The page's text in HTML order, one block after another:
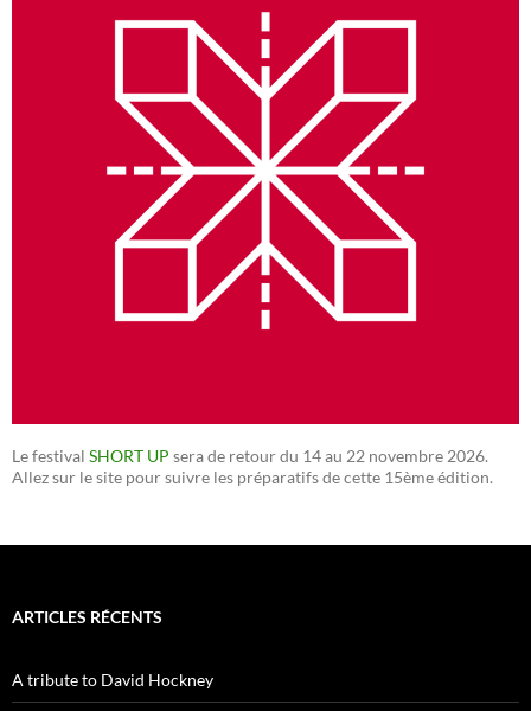
Le festival SHORT UP sera de retour du 14 au 22 novembre 2026.
Allez sur le site pour suivre les préparatifs de cette 15ème édition.
ARTICLES RÉCENTS
A tribute to David Hockney